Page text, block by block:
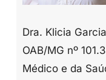
Dra. Klicia
OAB/MG nº
Médico e da